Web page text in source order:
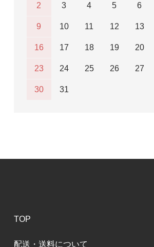
2 3 4 5 6
9 10 11 12 13
16 17 18 19 20
23 24 25 26 27
30 31
TOP
配送・送料について